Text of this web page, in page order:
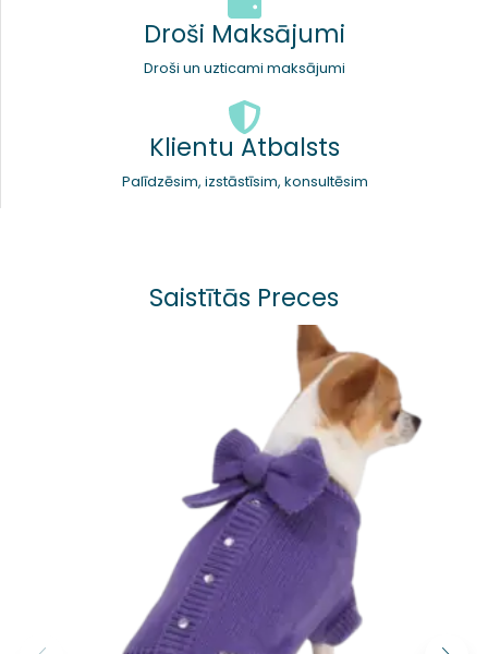
Droši Maksājumi
Droši un uzticami maksājumi
Klientu Atbalsts
Palīdzēsim, izstāstīsim, konsultēsim
Saistītās Preces